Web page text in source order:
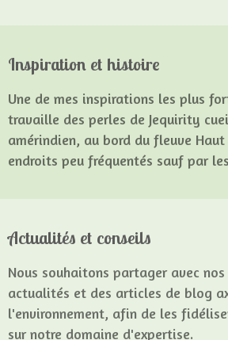
Inspiration et histoire
Une de mes inspirations les plus
travaille des perles de Jequirity
amérindien, au bord du fleuve Haut
endroits peu fréquentés sauf par
Actualités et conseils
Nous souhaitons partager avec
actualités et des articles de blog
l'environnement, afin de les
sur notre domaine d'expertise.